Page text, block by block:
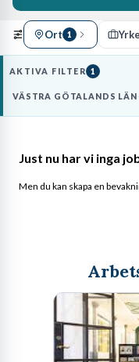
Ort 1 Yrke
AKTIVA FILTER 1
VÄSTRA GÖTALANDS LÄN
Just nu har vi inga
Men du kan skapa en